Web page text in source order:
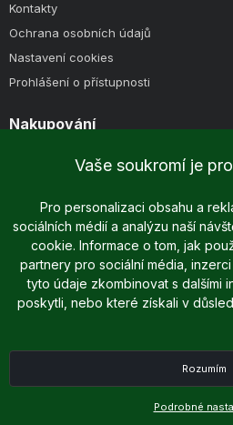
Kontakty
Ochrana osobních údajů
Nastavení cookies
Prohlášení o přístupnosti
Nakupování
Obchodní podmínky
Vaše soukromí je
Pro personalizaci obsahu a
sociálních médií a analýzu naší
cookie. Informace o tom, jak
partnery pro sociální média,
tyto údaje zkombinovat s dalšími
poskytli, nebo které získali v
Rozumím
Podrobné